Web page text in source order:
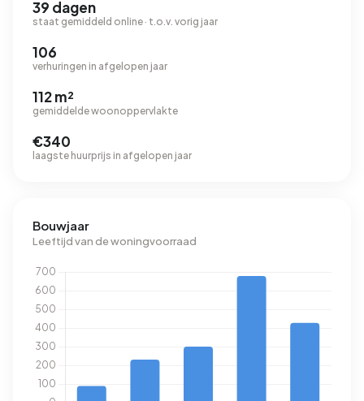
39 dagen
staat gemiddeld online · t.o.v. vorig jaar
106
verhuringen in afgelopen jaar
112 m²
gemiddelde woonoppervlakte
€340
laagste huurprijs in afgelopen jaar
Bouwjaar
Leeftijd van de woningvoorraad